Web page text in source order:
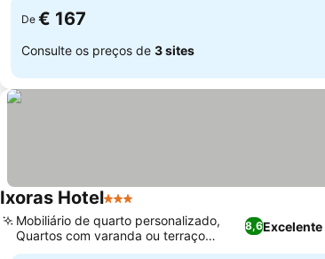
De € 167
Consulte os preços de 3 sites
Ixoras Hotel3 Estrelas
8,6Excelente
Mobiliário de quarto personalizado,
Quartos com varanda ou terraço
exclusivos